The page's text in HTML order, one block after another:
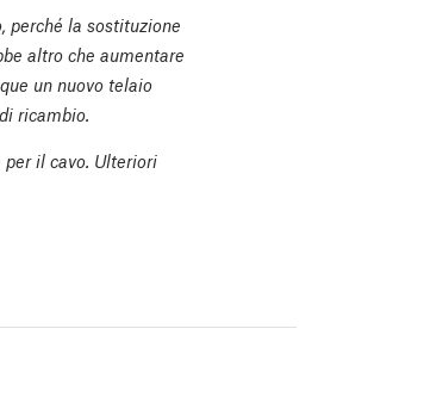
perché la sostituzione
altro che aumentare
un nuovo telaio
ricambio.
il cavo. Ulteriori